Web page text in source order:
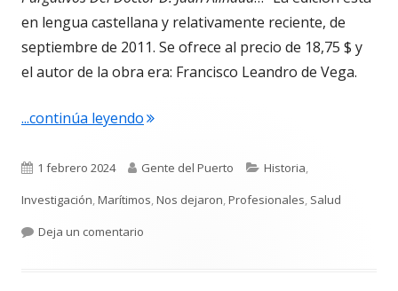
en lengua castellana y relativamente reciente, de
septiembre de 2011. Se ofrece al precio de 18,75 $ y
el autor de la obra era: Francisco Leandro de Vega.
...continúa leyendo"Francisco Leandro de Vega. Médico
Publicado
el
1 febrero 2024 Autor
Gente del Puerto Categorías
Historia,
Investigación,Marítimos,Nos dejaron,Profesionales, Salud
Deja un comentario